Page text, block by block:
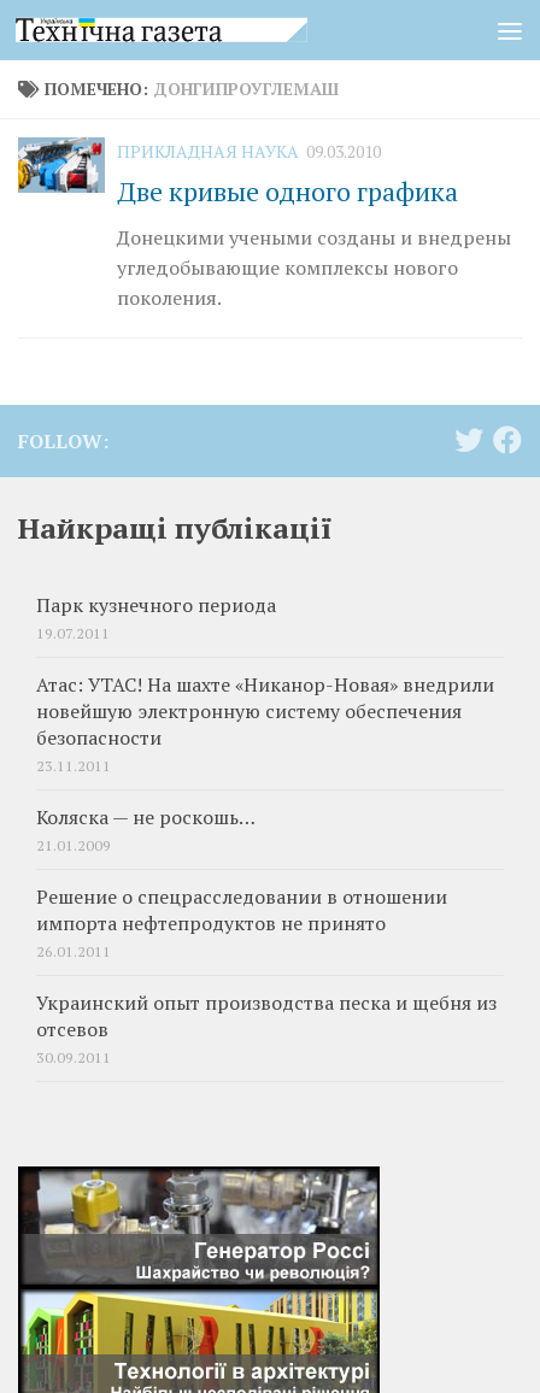
Перейти к содержимому
ПОМЕЧЕНО: ДОНГИПРОУГЛЕМАШ
ПРИКЛАДНАЯ НАУКА 09.03.2010
Две кривые одного графика
Донецкими учеными созданы и внедрены
угледобывающие комплексы нового
поколения.
FOLLOW:
Найкращі публікації
Парк кузнечного периода
19.07.2011
Атас: УТАС! На шахте «Никанор-Новая» внедрили
новейшую электронную систему обеспечения
безопасности
23.11.2011
Коляска — не роскошь…
21.01.2009
Решение о спецрасследовании в отношении
импорта нефтепродуктов не принято
26.01.2011
Украинский опыт производства песка и щебня из
отсевов
30.09.2011